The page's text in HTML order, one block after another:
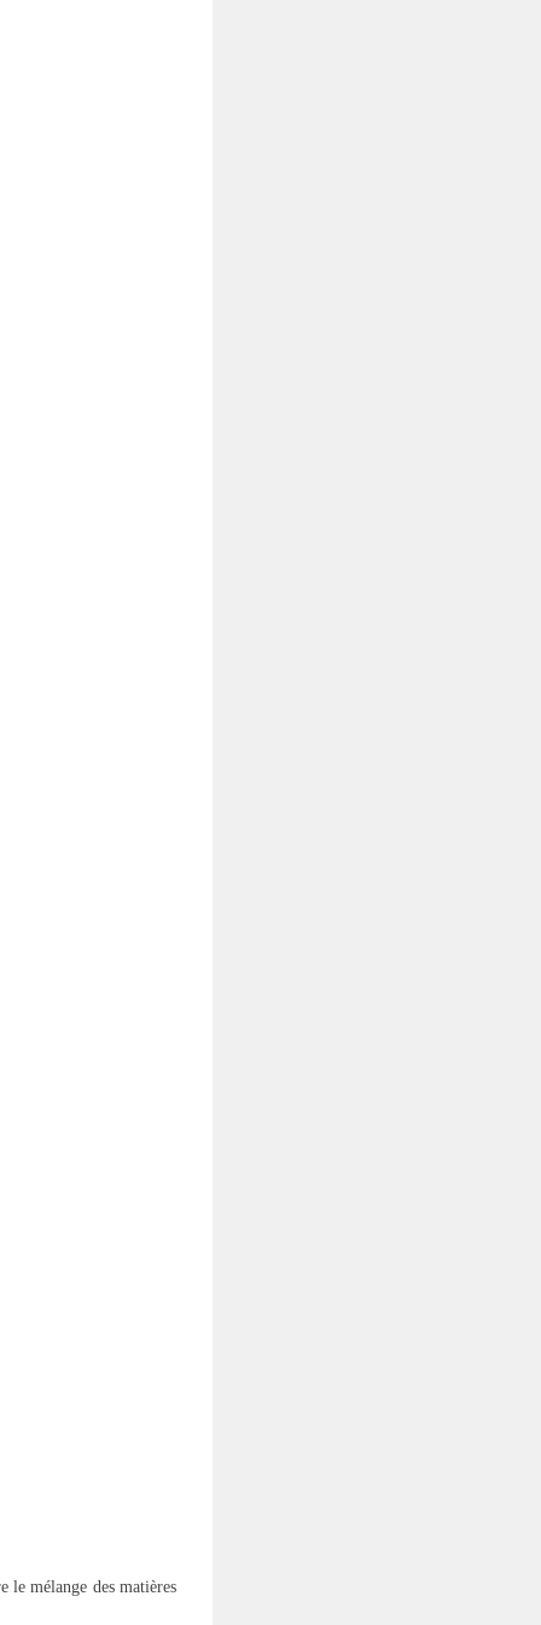
mélange des matières